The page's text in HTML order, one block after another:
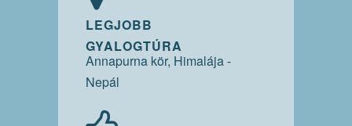
LEGJOBB
GYALOGTÚRA
Annapurna kör, Himalája -
Nepál